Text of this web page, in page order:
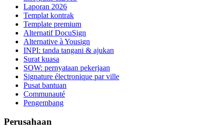
Laporan 2026
Templat kontrak
Template premium
Alternatif DocuSign
Alternative à Yousign
INPI: tanda tangani & ajukan
Surat kuasa
SOW: pernyataan pekerjaan
Signature électronique par ville
Pusat bantuan
Communauté
Pengembang
Perusahaan